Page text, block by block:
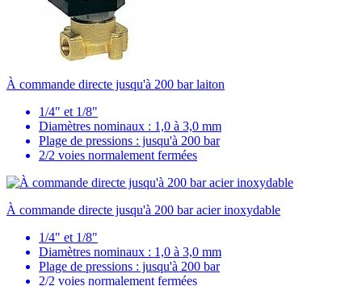
À commande directe jusqu'à 200 bar laiton
1/4" et 1/8"
Diamètres nominaux : 1,0 à 3,0 mm
Plage de pressions : jusqu'à 200 bar
2/2 voies normalement fermées
À commande directe jusqu'à 200 bar acier inoxydable
1/4" et 1/8"
Diamètres nominaux : 1,0 à 3,0 mm
Plage de pressions : jusqu'à 200 bar
2/2 voies normalement fermées